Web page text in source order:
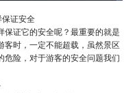
证安全
证它的安全呢？最重要的就是
客时，一定不能超载，虽然景区
险，对于游客的安全问题我们